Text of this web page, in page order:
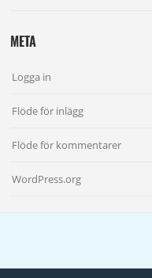
META
Logga in
Flöde för inlägg
Flöde för kommentarer
WordPress.org